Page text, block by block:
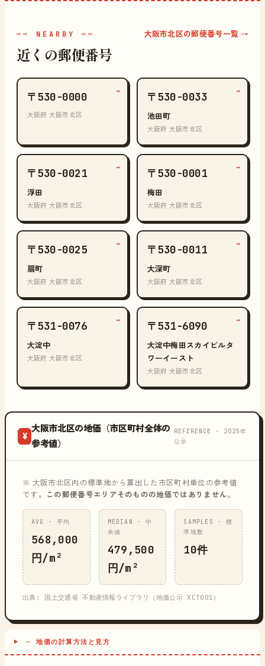
—— NEARBY ——
近くの郵便番号
大阪市北区の郵便番号一覧 →
〒530-0000
大阪府 大阪市北区
→ 〒530-0033
池田町
大阪府 大阪市北区
→
〒530-0021
浮田
大阪府 大阪市北区
→ 〒530-0001
梅田
大阪府 大阪市北区
→
〒530-0025
扇町
大阪府 大阪市北区
→ 〒530-0011
大深町
大阪府 大阪市北区
→
〒531-0076
大淀中
大阪府 大阪市北区
→ 〒531-6090
大淀中梅田スカイビルタ
ワーイースト
大阪府 大阪市北区
→
¥
大阪市北区の地価（市区町村全体の
参考値）
REFERENCE · 2025年
公示
※ 大阪市北区内の標準地から算出した市区町村単位の参考値
です。
この郵便番号エリアそのものの地価ではありません。
AVG · 平均
568,000
円/m²
MEDIAN · 中
央値
479,500
円/m²
SAMPLES · 標
準地数
10件
出典: 国土交通省 不動産情報ライブラリ（地価公示 XCT001）
─ 地価の計算方法と見方